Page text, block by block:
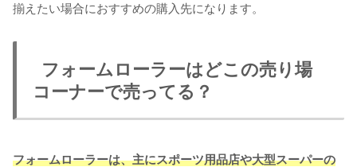
揃えたい場合におすすめの購入先になります。
フォームローラーはどこの売り場
コーナーで売ってる？
フォームローラーは、主にスポーツ用品店や大型スーパーの